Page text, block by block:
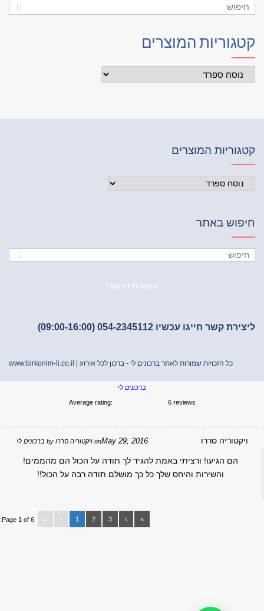
המוצרים
המוצרים
באתר
הצהרת נגישות
קשר חייגו עכשיו 054-2345112 (09:00-16:00)
כל הזכויות שמורות לאתר ברכונים לי - ברכון לכל אירוע |www.birkonim-li.co.il
ברכונים לי
Average rating: 6 reviews
סררו May 29, 2016
byויקטוריה סררוon ברכונים לי
הם הגיעו! ורציתי באמת להגיד לך תודה על הכול הם מהממים!
והשירות והיחס שלך כל כך מושלם תודה רבה על הכול!!
Page 1 of 6: 1 2